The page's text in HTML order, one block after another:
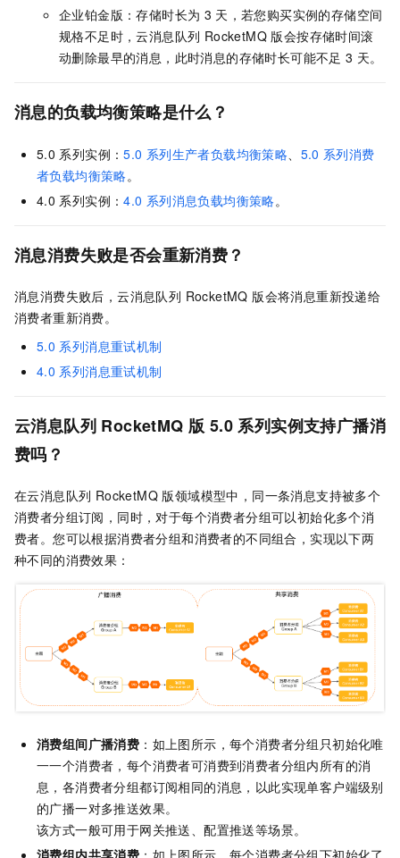
企业铂金版：存储时长为 3 天，若您购买实例的存储空间
规格不足时，云消息队列 RocketMQ 版会按存储时间滚
动删除最早的消息，此时消息的存储时长可能不足 3 天。
消息的负载均衡策略是什么？
5.0 系列实例：5.0 系列生产者负载均衡策略 5.0 系列消费
者负载均衡策略。
4.0 系列实例：4.0 系列消息负载均衡策略。
消息消费失败是否会重新消费？
消息消费失败后，云消息队列 RocketMQ 版会将消息重新投递给
消费者重新消费。
5.0 系列消息重试机制
4.0 系列消息重试机制
云消息队列 RocketMQ 版 5.0 系列实例支持广播消
费吗？
在云消息队列 RocketMQ 版领域模型中，同一条消息支持被多个
消费者分组订阅，同时，对于每个消费者分组可以初始化多个消
费者。您可以根据消费者分组和消费者的不同组合，实现以下两
种不同的消费效果：
消费组间广播消费 ：如上图所示，每个消费者分组只初始化唯
一一个消费者，每个消费者可消费到消费者分组内所有的消
息，各消费者分组都订阅相同的消息，以此实现单客户端级别
的广播一对多推送效果。
该方式一般可用于网关推送、配置推送等场景。